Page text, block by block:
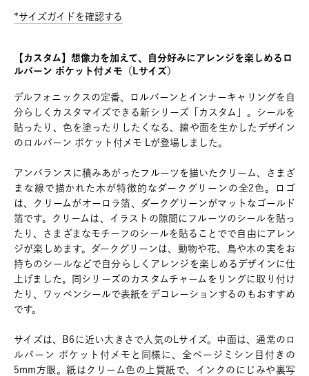
*サイズガイドを確認する
【カスタム】想像力を加えて、自分好みにアレンジを楽しめるロ
ルバーン ポケット付メモ（Lサイズ）
デルフォニックスの定番、ロルバーンとインナーキャリングを自
分らしくカスタマイズできる新シリーズ「カスタム」。シールを
貼ったり、色を塗ったりしたくなる、線や面を生かしたデザイン
のロルバーン ポケット付メモ Lが登場しました。
アンバランスに積みあがったフルーツを描いたクリーム、さまざ
まな線で描かれた木が特徴的なダークグリーンの全2色。ロゴ
は、クリームがオーロラ箔、ダークグリーンがマットなゴールド
箔です。クリームは、イラストの隙間にフルーツのシールを貼っ
たり、さまざまなモチーフのシールを貼ることでで自由にアレン
ジが楽しめます。ダークグリーンは、動物や花、鳥や木の実をお
持ちのシールなどで自分らしくアレンジを楽しめるデザインに仕
上げました。同シリーズのカスタムチャームをリングに取り付け
たり、ワッペンシールで表紙をデコレーションするのもおすすめ
です。
サイズは、B6に近い大きさで人気のLサイズ。中面は、通常のロ
ルバーン ポケット付メモと同様に、全ページミシン目付きの
5mm方眼。紙はクリーム色の上質紙で、インクのにじみや裏写